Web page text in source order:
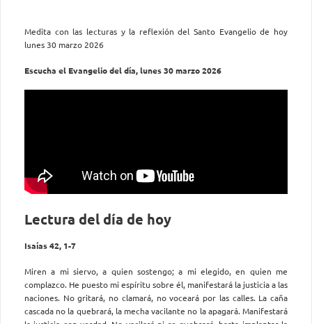
Medita con las lecturas y la reflexión del Santo Evangelio de hoy
lunes 30 marzo 2026
Escucha el Evangelio del día, lunes 30 marzo 2026
Lectura del día de hoy
Isaías 42, 1-7
Miren a mi siervo, a quien sostengo; a mi elegido, en quien me
complazco. He puesto mi espíritu sobre él, manifestará la justicia a las
naciones. No gritará, no clamará, no voceará por las calles. La caña
cascada no la quebrará, la mecha vacilante no la apagará. Manifestará